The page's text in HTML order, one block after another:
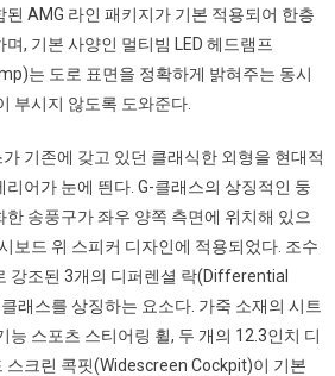
AMG 라인 패키지가 기본 적용되어 한층
, 기본 사양인 멀티빔 LED 헤드램프
는 도로 표면을 정확하게 밝혀주는 동시
부시지 않도록 도와준다.
기존에 갖고 있던 클래식한 외형을 현대적
어가 눈에 띈다. G-클래스의 상징적인 둥
송풍구가 좌우 양쪽 측면에 위치해 있으
보드 위 스피커 디자인에 적용되었다. 조수
강조된 3개의 디퍼렌셜 락(Differential
래스를 상징하는 요소다. 가죽 소재의 시트
능 스포츠 스티어링 휠, 두 개의 12.3인치 디
스크린 콕핏(Widescreen Cockpit)이 기본